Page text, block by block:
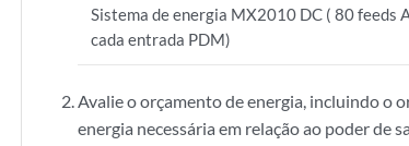
Sistema de energia MX2010 DC ( 80 feeds
cada entrada PDM)
Avalie o orçamento de energia, incluindo o
energia necessária em relação ao poder de